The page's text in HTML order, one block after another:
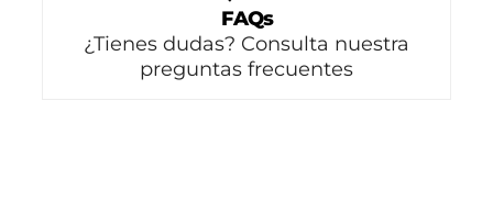
FAQs
¿Tienes dudas? Consulta nuestra
preguntas frecuentes